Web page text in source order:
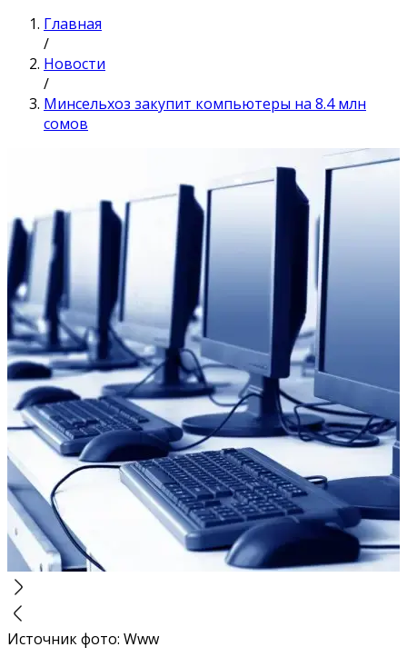
Главная
/
Новости
/
Минсельхоз закупит компьютеры на 8.4 млн
сомов
Источник фото: Www